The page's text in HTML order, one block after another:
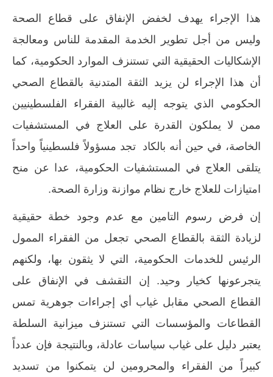
هذا الإجراء يهدف لخفض الإنفاق على قطاع الصحة
وليس من أجل تطوير الخدمة المقدمة للناس ومعالجة
الإشكاليات الحقيقية التي تستنزف الموارد الحكومية، كما
أن هذا الإجراء لن يزيد الثقة المتدنية بالقطاع الصحي
الحكومي الذي يتوجه إليه غالبية الفقراء الفلسطينيين
ممن لا يملكون القدرة على العلاج في المستشفيات
الخاصة، في حين أنه بالكاد تجد مسؤولاً فلسطينياً واحداً
يتلقى العلاج في المستشفيات الحكومية، عدا عن منح
امتيازات للعلاج خارج نظام موازنة وزارة الصحة.
إن فرض رسوم التامين مع عدم وجود خطة حقيقية
لزيادة الثقة بالقطاع الصحي تجعل من الفقراء الممول
الرئيس للخدمات الحكومية، التي لا يثقون بها، ولكنهم
يتجرعونها كخيار وحيد. إن التقشف في الإنفاق على
القطاع الصحي مقابل غياب أي إجراءات جوهرية تمس
القطاعات والمؤسسات التي تستنزف ميزانية السلطة
يعتبر دليل على غياب سياسات عادلة، وبالنتيجة فإن عدداً
كبيراً من الفقراء والمحرومين لن يتمكنوا من تسديد